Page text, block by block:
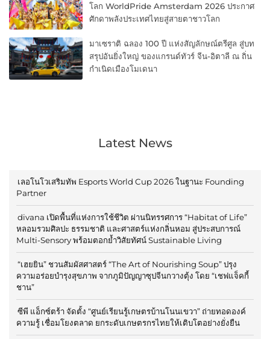
โลก WorldPride Amsterdam 2026 ประกาศ
ศักดาพลังประเทศไทยสู่สายตาชาวโลก
มาเซราติ ฉลอง 100 ปี แห่งสัญลักษณ์ตรีศูล สู่บท
สรุปอันยิ่งใหญ่ ของแกรนด์ทัวร์ จีน-อิตาลี ณ ถิ่น
กำเนิดเมืองโมเดนา
Latest News
เลอโนโวเสริมทัพ Esports World Cup 2026 ในฐานะ Founding
Partner
divana เปิดพื้นที่แห่งการใช้ชีวิต ผ่านนิทรรศการ “Habitat of Life”
หลอมรวมศิลปะ ธรรมชาติ และศาสตร์แห่งกลิ่นหอม สู่ประสบการณ์
Multi-Sensory พร้อมตอกย้ำวิสัยทัศน์ Sustainable Living
“เฮยยิน” ชวนสัมผัสศาสตร์ “The Art of Nourishing Soup” ปรุง
ความอร่อยบำรุงสุขภาพ จากภูมิปัญญาซุปจีนกวางตุ้ง โดย “เชฟแจ็คกี้
ชาน”
ซีพี แอ็กซ์ตร้า จัดตั้ง “ศูนย์เรียนรู้เกษตรบ้านโนนเขวา” ถ่ายทอดองค์
ความรู้ เชื่อมโยงตลาด ยกระดับเกษตรกรไทยให้เติบโตอย่างยั่งยืน